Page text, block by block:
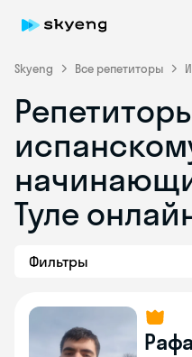
Skyeng Все репетиторы
Туле
Фильтры